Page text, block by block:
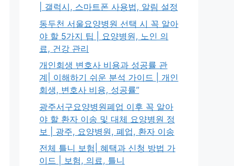
| 갤럭시, 스마트폰 사용법, 알림 설정
동두천 서울요양병원 선택 시 꼭 알아
야 할 5가지 팁 | 요양병원, 노인 의
료, 건강 관리
개인회생 변호사 비용과 성공률 관
계| 이해하기 쉬운 분석 가이드 | 개인
회생, 변호사 비용, 성공률”
광주서구요양병원폐업 이후 꼭 알아
야 할 환자 이송 및 대체 요양병원 정
보 | 광주, 요양병원, 폐업, 환자 이송
전체 틀니 보험| 혜택과 신청 방법 가
이드 | 보험, 의료, 틀니